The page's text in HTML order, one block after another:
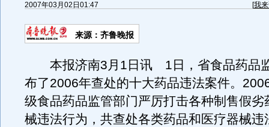
2007年03月02日01:47 [我
来源：齐鲁晚报
本报济南3月1日讯 1日，省食品药品
布了2006年查处的十大药品违法案件。
级食品药品监管部门严厉打击各种制售假劣
械违法行为，共查处各类药品和医疗器械违